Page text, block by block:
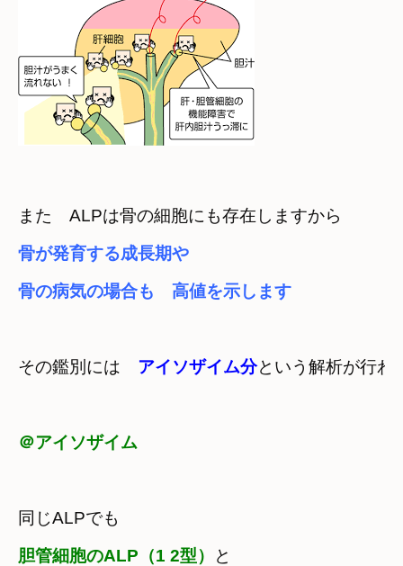
また　ALPは骨の細胞にも存在しますから
骨が発育する成長期や
骨の病気の場合も　高値を示します
その鑑別には アイソザイム分
＠アイソザイム
同じALPでも
胆管細胞のALP（1 2型）